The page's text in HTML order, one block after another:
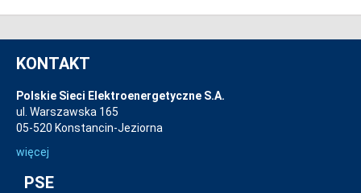
KONTAKT
Polskie Sieci Elektroenergetyczne S.A.
ul. Warszawska 165
05-520 Konstancin-Jeziorna
więcej
PSE